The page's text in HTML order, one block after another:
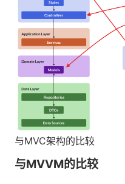
与MVC架构的比较
与MVVM的比较